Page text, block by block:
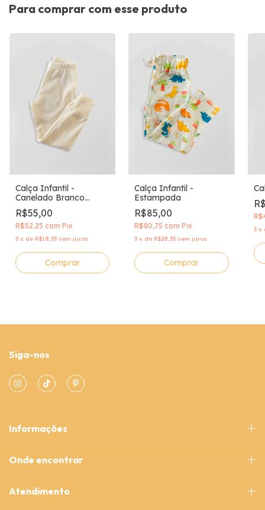
Para comprar com esse produto
Calça Infantil -
Canelado Branco
Nuvem
R$55,00
R$52,25 com Pix
3 x de R$18,33 sem juros
Comprar
Calça Infantil -
Estampada
R$85,00
R$80,75com Pix
3 x de R$28,33 sem juros
Comprar
3 x
Siga-nos
Informações
Onde encontrar
Atendimento